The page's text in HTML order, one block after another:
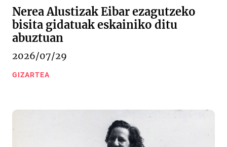
Nerea Alustizak Eibar ezagutzeko
bisita gidatuak eskainiko ditu
abuztuan
2026/07/29
GIZARTEA